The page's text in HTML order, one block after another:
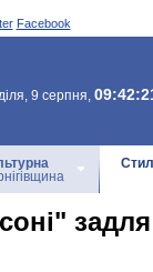
Facebook
9 серпня,